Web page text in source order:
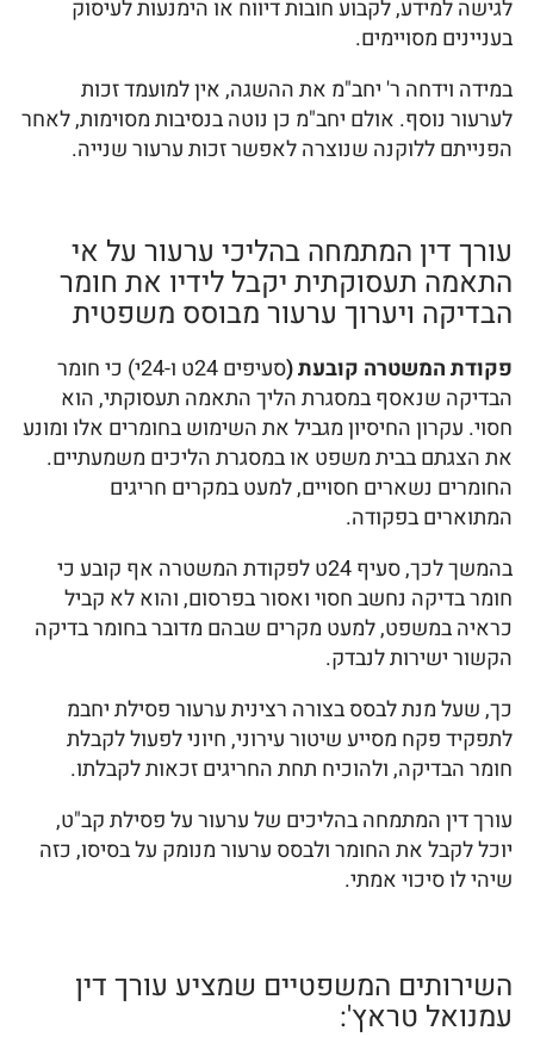
לגישה למידע, לקבוע חובות דיווח או הימנעות לעיסוק
בעניינים מסויימים.
במידה וידחה ר' יחב"מ את ההשגה, אין למועמד זכות
לערעור נוסף. אולם יחב"מ כן נוטה בנסיבות מסוימות, לאחר
הפנייתם ללוקנה שנוצרה לאפשר זכות ערעור שנייה.
עורך דין המתמחה בהליכי ערעור על אי
התאמה תעסוקתית יקבל לידיו את חומר
הבדיקה ויערוך ערעור מבוסס משפטית
פקודת המשטרה קובעת (
סעיפים 24ט ו-24י) כי חומר
הבדיקה שנאסף במסגרת הליך התאמה תעסוקתי, הוא
חסוי. עקרון החיסיון מגביל את השימוש בחומרים אלו ומונע
את הצגתם בבית משפט או במסגרת הליכים משמעתיים.
החומרים נשארים חסויים, למעט במקרים חריגים
המתוארים בפקודה.
בהמשך לכך, סעיף 24ט לפקודת המשטרה אף קובע כי
חומר בדיקה נחשב חסוי ואסור בפרסום, והוא לא קביל
כראיה במשפט, למעט מקרים שבהם מדובר בחומר בדיקה
הקשור ישירות לנבדק.
כך, שעל מנת לבסס בצורה רצינית ערעור פסילת יחבמ
לתפקיד פקח מסייע שיטור עירוני, חיוני לפעול לקבלת
חומר הבדיקה, ולהוכיח תחת החריגים זכאות לקבלתו.
עורך דין המתמחה בהליכים של ערעור על פסילת קב"ט,
יוכל לקבל את החומר ולבסס ערעור מנומק על בסיסו, כזה
שיהי לו סיכוי אמתי.
השירותים המשפטיים שמציע עורך דין
עמנואל טראץ':